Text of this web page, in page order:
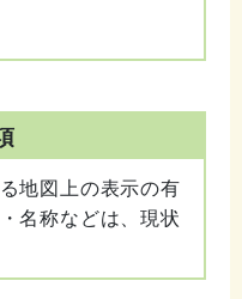
地図上の表示の有
名称などは、現状